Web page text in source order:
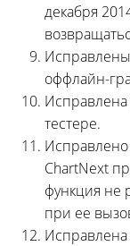
декабря
оффлайн-
Исправлена
тестере.
ChartNext
функция не
при ее
Исправлена